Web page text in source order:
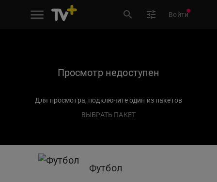
Войти
Просмотр недоступен
Для просмотра, подключите один из пакетов
ВЫБРАТЬ ПАКЕТ
Футбол